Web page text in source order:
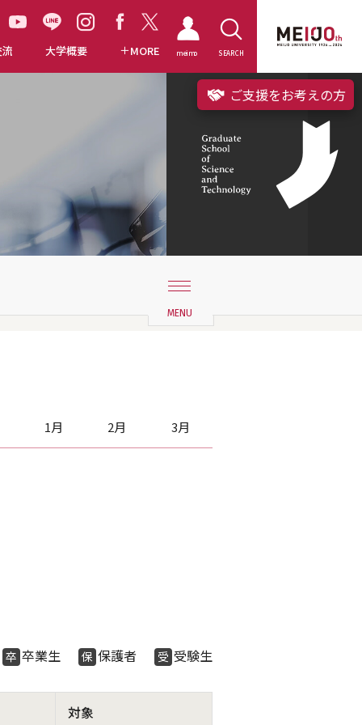
大学概要 MORE meimo SEARCH
ご支援をお考えの方
1月 2月 3月
卒 卒業生 保 保護者 受 受験生
対象